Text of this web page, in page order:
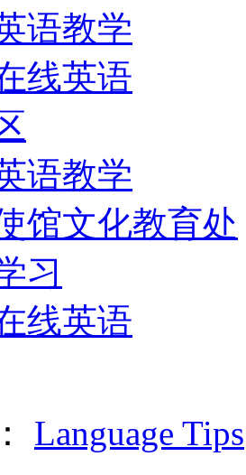
语教学
线英语
语教学
馆文化教育处
习
线英语
Language Tips